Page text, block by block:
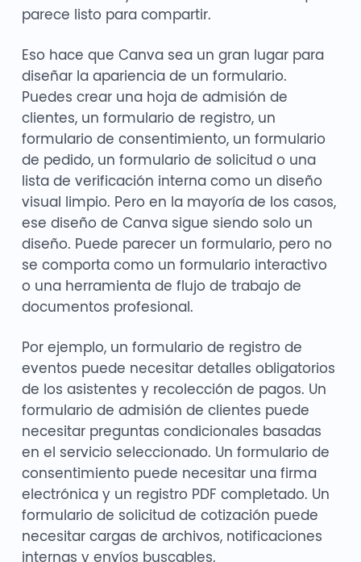
parece listo para compartir.
Eso hace que Canva sea un gran lugar para
diseñar la apariencia de un formulario.
Puedes crear una hoja de admisión de
clientes, un formulario de registro, un
formulario de consentimiento, un formulario
de pedido, un formulario de solicitud o una
lista de verificación interna como un diseño
visual limpio. Pero en la mayoría de los casos,
ese diseño de Canva sigue siendo solo un
diseño. Puede parecer un formulario, pero no
se comporta como un formulario interactivo
o una herramienta de flujo de trabajo de
documentos profesional.
Por ejemplo, un formulario de registro de
eventos puede necesitar detalles obligatorios
de los asistentes y recolección de pagos. Un
formulario de admisión de clientes puede
necesitar preguntas condicionales basadas
en el servicio seleccionado. Un formulario de
consentimiento puede necesitar una firma
electrónica y un registro PDF completado. Un
formulario de solicitud de cotización puede
necesitar cargas de archivos, notificaciones
internas y envíos buscables.